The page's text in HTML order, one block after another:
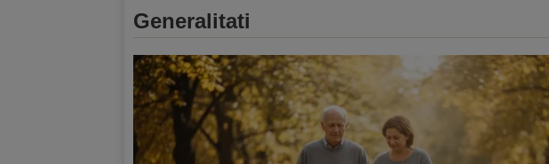
Generalitati